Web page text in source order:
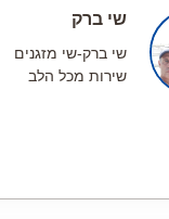
שי ברק
שי ברק-שי מזגנים
שירות מכל הלב